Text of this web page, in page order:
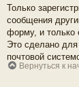
Только
сообщения
форму, и только
Это сделано для
почтовой
Вернуться к